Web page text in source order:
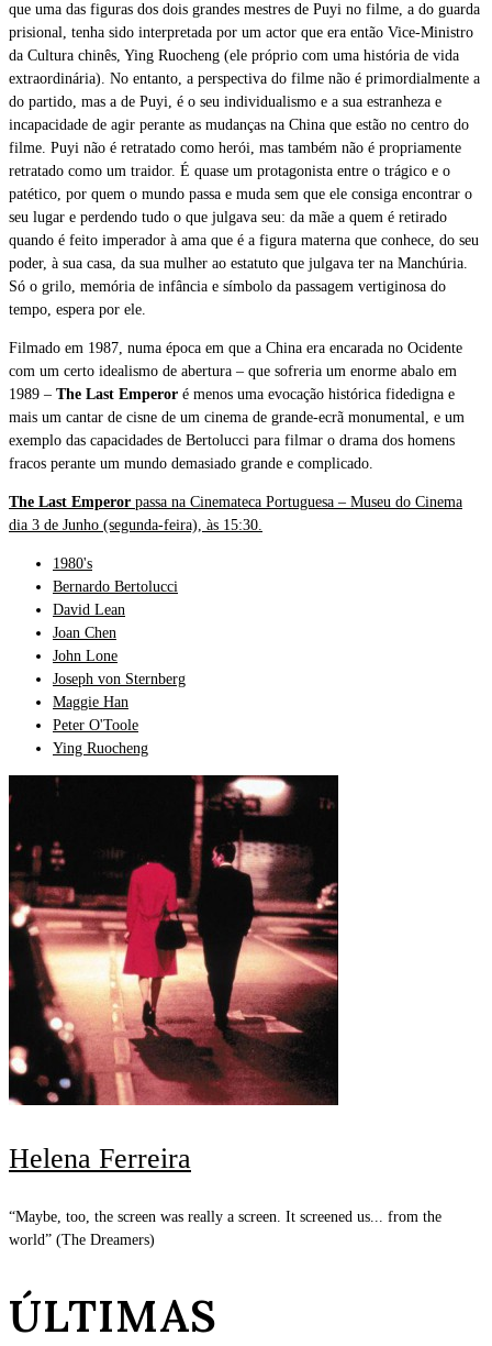
que uma das figuras dos dois grandes mestres de Puyi no filme, a do guarda
prisional, tenha sido interpretada por um actor que era então Vice-Ministro
da Cultura chinês, Ying Ruocheng (ele próprio com uma história de vida
extraordinária). No entanto, a perspectiva do filme não é primordialmente a
do partido, mas a de Puyi, é o seu individualismo e a sua estranheza e
incapacidade de agir perante as mudanças na China que estão no centro do
filme. Puyi não é retratado como herói, mas também não é propriamente
retratado como um traidor. É quase um protagonista entre o trágico e o
patético, por quem o mundo passa e muda sem que ele consiga encontrar o
seu lugar e perdendo tudo o que julgava seu: da mãe a quem é retirado
quando é feito imperador à ama que é a figura materna que conhece, do seu
poder, à sua casa, da sua mulher ao estatuto que julgava ter na Manchúria.
Só o grilo, memória de infância e símbolo da passagem vertiginosa do
tempo, espera por ele.
Filmado em 1987, numa época em que a China era encarada no Ocidente
com um certo idealismo de abertura – que sofreria um enorme abalo em
1989 – The Last Emperor é menos uma evocação histórica fidedigna e
mais um cantar de cisne de um cinema de grande-ecrã monumental, e um
exemplo das capacidades de Bertolucci para filmar o drama dos homens
fracos perante um mundo demasiado grande e complicado.
The Last Emperor passa na Cinemateca Portuguesa – Museu do Cinema
dia 3 de Junho (segunda-feira), às 15:30.
1980's
Bernardo Bertolucci
David Lean
Joan Chen
John Lone
Joseph von Sternberg
Maggie Han
Peter O'Toole
Ying Ruocheng
Helena Ferreira
“Maybe, too, the screen was really a screen. It screened us... from the
world” (The Dreamers)
ÚLTIMAS